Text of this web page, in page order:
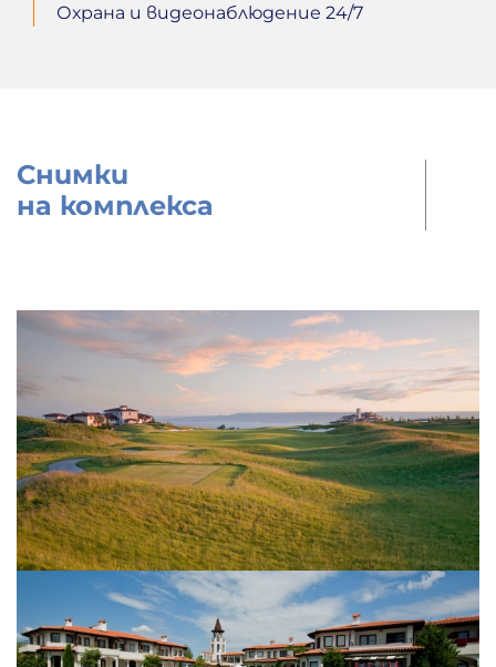
Охрана и видеонаблюдение 24/7
Снимки
на комплекса